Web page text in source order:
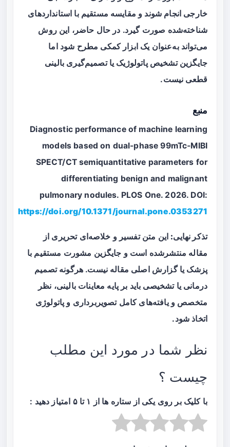
خارجی انجام شوند و مقایسه مستقیم با استانداردهای
شناخته‌شده صورت گیرد. در حال حاضر، این روش
می‌تواند به‌عنوان یک ابزار کمکی مطرح شود اما
جایگزین تشخیص پاتولوژیک یا تصمیم‌گیری بالینی
قطعی نیست.
منبع
Diagnostic performance of machine learning
models based on dual-phase 99mTc‑MIBI
SPECT/CT semiquantitative parameters for
differentiating benign and malignant
pulmonary nodules. PLOS One. 2026. DOI:
https://doi.org/10.1371/journal.pone.0353271
تذکر نهایی: این متن تفسیر و خلاصه‌ای تحریری از
مقاله منتشرشده است و جایگزین مشورت مستقیم با
پزشک یا گزارش اصلی مقاله نیست. هرگونه تصمیم
درمانی یا تشخیصی باید بر پایه معاینات بالینی، نظر
متخصص و یافته‌های کامل تصویربرداری و پاتولوژی
اتخاذ شود.
نظر شما در مورد این مطلب
چیست ؟
با کلیک بر روی یکی از ستاره ها از ۱ تا ۵ امتیاز دهید :